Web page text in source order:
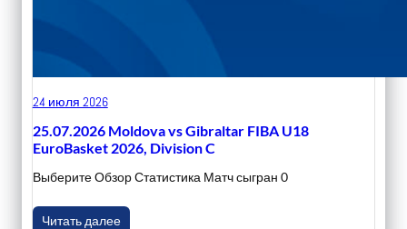
24 июля 2026
25.07.2026 Moldova vs Gibraltar FIBA U18
EuroBasket 2026, Division C
Выберите Обзор Статистика Матч сыгран 0
Читать далее